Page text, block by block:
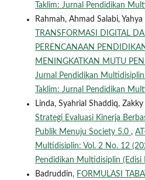
Taklim: Jurnal Pendidikan
Rahmah, Ahmad Salabi,
TRANSFORMASI DIGITAL
PERENCANAAN
MENINGKATKAN MUTU
Jurnal Pendidikan
Taklim: Jurnal Pendidikan
Linda, Syahrial Shaddiq,
Strategi Evaluasi Kinerja
Publik Menuju Society 5.0 ,
Multidisiplin: Vol. 2 No. 12
Pendidikan Multidisiplin (Edisi
Badruddin, FORMULASI